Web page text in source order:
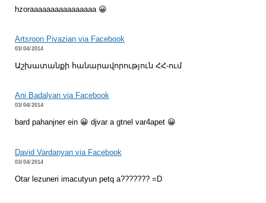
hzoraaaaaaaaaaaaaaaa 😀
Artsroon Pivazian via Facebook
03/04/2014
Աշխատանքի հանարավորություն ՀՀ-ում
Ani Badalyan via Facebook
03/04/2014
bard pahanjner ein 😀 djvar a gtnel var4apet 😀
David Vardanyan via Facebook
03/04/2014
Otar lezuneri imacutyun petq a??????? =D